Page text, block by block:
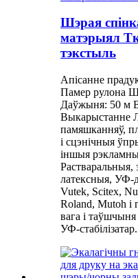
Шэрая
матэрыял
тэкстыль
Апісанне
Памер рулона
Даўжыня: 50 м
Выкарыстанне
памяшканняў,
і сцэнічныя
іншыя
Растваральныя,
латексныя, УФ-
Vutek, Scitex,
Roland, Mutoh і
вага і
УФ-